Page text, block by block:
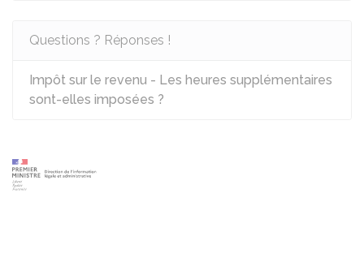
Questions ? Réponses !
Impôt sur le revenu - Les heures supplémentaires
sont-elles imposées ?